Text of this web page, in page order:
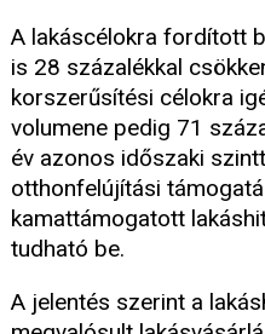
A lakáscélokra fordított
is 28 százalékkal
korszerűsítési célokra
volumene pedig 71
év azonos időszaki
otthonfelújítási
kamattámogatott
tudható be.
A jelentés szerint a